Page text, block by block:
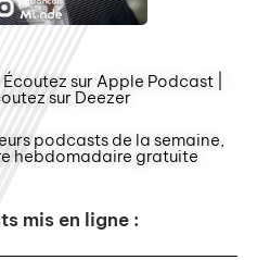
sur Apple Podcast |
sur Deezer
podcasts de la semaine,
hebdomadaire gratuite
mis en ligne :